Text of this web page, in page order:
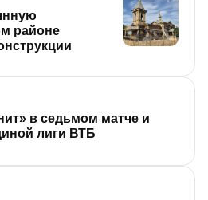
районе
в седьмом матче и
лиги ВТБ